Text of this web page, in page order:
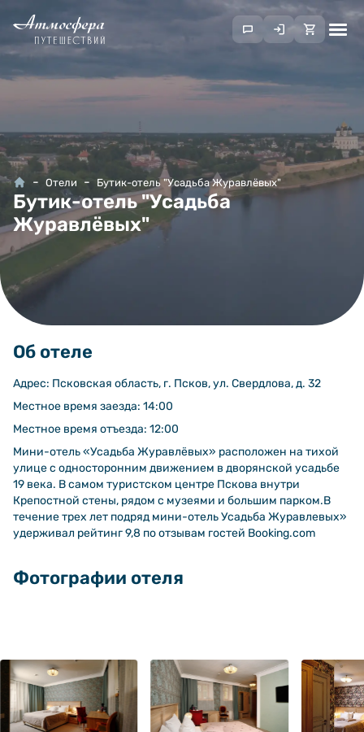
Отели Бутик-отель "Усадьба Журавлёвых"
Бутик-отель "Усадьба
Журавлёвых"
Об отеле
Адрес: Псковская область, г. Псков, ул. Свердлова, д. 32
Местное время заезда: 14:00
Местное время отъезда: 12:00
Мини-отель «Усадьба Журавлёвых» расположен на тихой
улице с односторонним движением в дворянской усадьбе
19 века. В самом туристском центре Пскова внутри
Крепостной стены, рядом с музеями и большим парком.В
течение трех лет подряд мини-отель Усадьба Журавлевых»
удерживал рейтинг 9,8 по отзывам гостей Booking.com
Фотографии отеля